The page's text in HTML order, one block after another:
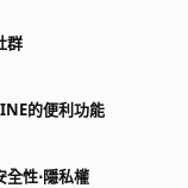
群
的便利功能
全性⋅隱私權